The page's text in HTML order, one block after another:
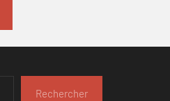
Rechercher